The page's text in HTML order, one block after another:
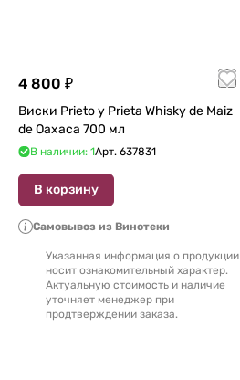
4 800 ₽
Виски Prieto y Prieta Whisky de Maiz
de Oaxaca 700 мл
В наличии: 1Арт. 637831
В корзину
Самовывоз из Винотеки
Указанная информация о продукции
носит ознакомительный характер.
Актуальную стоимость и наличие
уточняет менеджер при
продтверждении заказа.